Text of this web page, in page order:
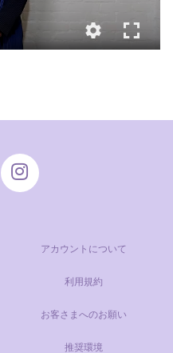
アカウントについて
利用規約
お客さまへのお願い
推奨環境